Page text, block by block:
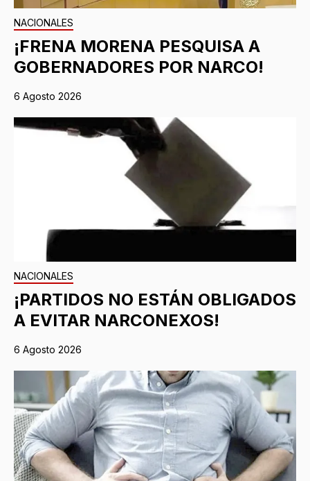
NACIONALES
¡FRENA MORENA PESQUISA A
GOBERNADORES POR NARCO!
6 Agosto 2026
NACIONALES
¡PARTIDOS NO ESTÁN OBLIGADOS
A EVITAR NARCONEXOS!
6 Agosto 2026